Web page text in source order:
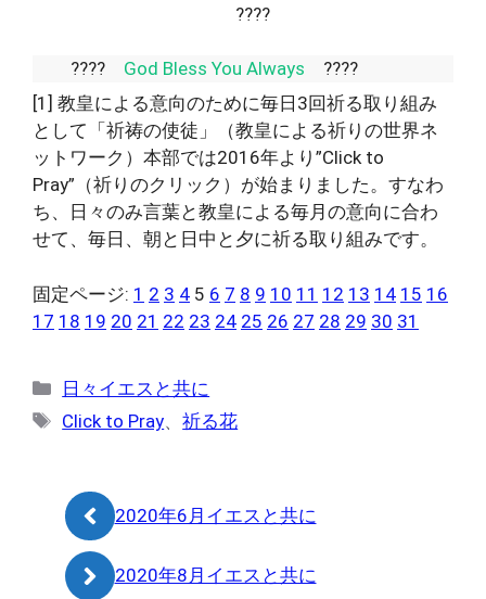
????
????God Bless You Always????
[1] 教皇による意向のために毎日3回祈る取り組み
として「祈祷の使徒」（教皇による祈りの世界ネ
ットワーク）本部では2016年より”Click to
Pray”（祈りのクリック）が始まりました。すなわ
ち、日々のみ言葉と教皇による毎月の意向に合わ
せて、毎日、朝と日中と夕に祈る取り組みです。
固定ページ: 1 2 3 4 5 6 7 8 9 10 11 12 13 14 15 16
17 18 19 20 21 22 23 24 25 26 27 28 29 30 31
カ
テ
ー
日々イエスと共に
タ
Click to Pray、祈る花
2020年6月イエスと共に
2020年8月イエスと共に